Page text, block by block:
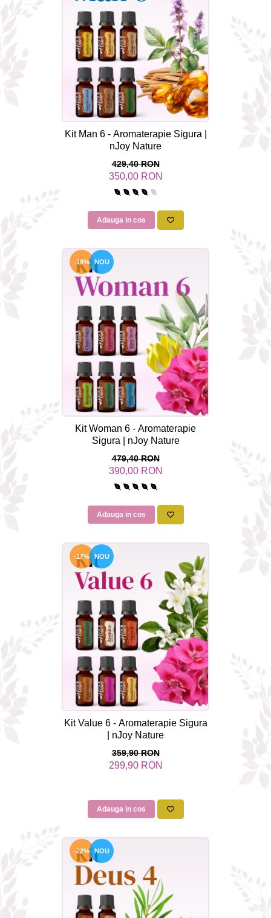
Rose - instrumentul iubirii
Chakrele si Uleiurile Esentiale
Arome tomnatice pentru încălzirea
Uleiul esențial de Ravintsara
Lună plină, bine ai revenit, te simt
Uleiul esenţial de Tămâie
Cum integrăm uleiurile esențiale în
8 Mituri despre uleiurile esențiale
Crăciun iubit, bine ai venit!
Ghidul Uleiurilor Esentiale
folosim Uleiuri Esentiale
TOP 6 uleiuri Esentiale pentru a
combate Depresia
Imbratiseaza Toamna
Aromele Sarbatorilor de Iarna
Self love* In Asteptarea Soarelui
Pericole_vs_beneficii
Kit Man 6 - Aromaterapie Sigura |
nJoy Nature
429,40 RON
350,00 RON
Adauga in cos
-19% NOU
Kit Woman 6 - Aromaterapie
Sigura | nJoy Nature
479,40 RON
390,00 RON
Adauga in cos
-17% NOU
Kit Value 6 - Aromaterapie Sigura
| nJoy Nature
359,90 RON
299,90 RON
Adauga in cos
-22% NOU